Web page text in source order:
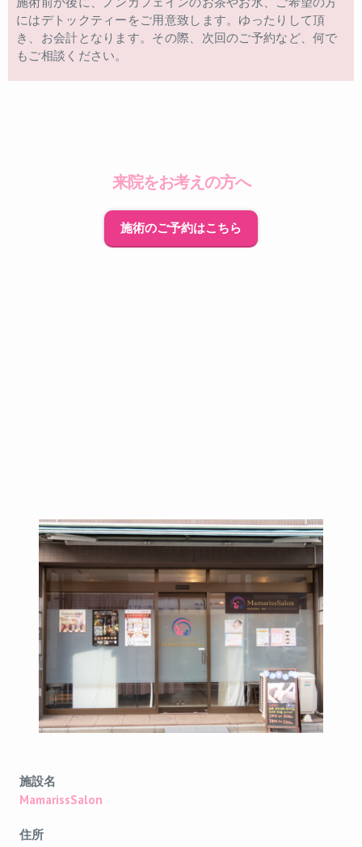
にはデトックティーをご用意致します。ゆったりして頂
き、お会計となります。その際、次回のご予約など、何で
もご相談ください。
来院をお考えの方へ
施術のご予約はこちら
施設名
MamarissSalon
住所